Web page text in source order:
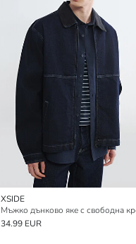
XSIDE
Мъжко дънково яке с свободна
34.99 EUR